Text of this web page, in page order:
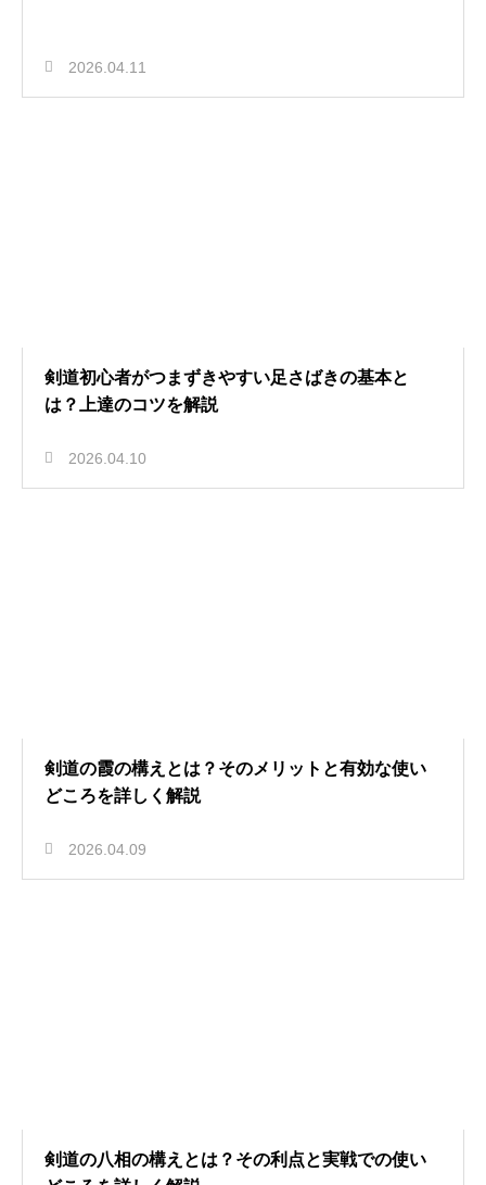
2026.04.11
剣道初心者がつまずきやすい足さばきの基本と
は？上達のコツを解説
2026.04.10
剣道の霞の構えとは？そのメリットと有効な使い
どころを詳しく解説
2026.04.09
剣道の八相の構えとは？その利点と実戦での使い